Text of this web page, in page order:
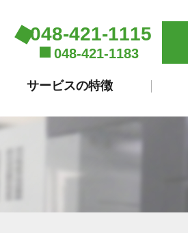
048-421-1115
048-421-1183
サービスの特徴